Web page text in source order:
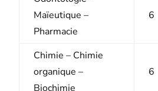
Maïeutique –
Pharmacie
6
Chimie – Chimie
organique –
Biochimie
6